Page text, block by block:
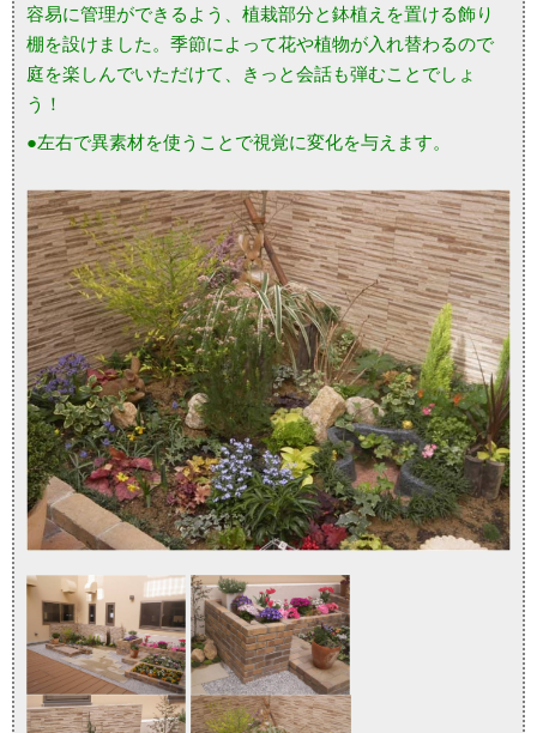
容易に管理ができるよう、植栽部分と鉢植えを置ける飾り
棚を設けました。季節によって花や植物が入れ替わるので
庭を楽しんでいただけて、きっと会話も弾むことでしょ
う！
●左右で異素材を使うことで視覚に変化を与えます。